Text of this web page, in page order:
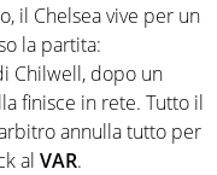
il Chelsea vive per un
la partita:
Chilwell, dopo un
finisce in rete. Tutto il
annulla tutto per
al VAR.